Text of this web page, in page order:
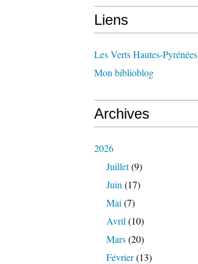
Liens
Les Verts Hautes-Pyrénées
Mon biblioblog
Archives
2026
Juillet(9)
Juin (17)
Mai (7)
Avril (10)
Mars(20)
Février(13)